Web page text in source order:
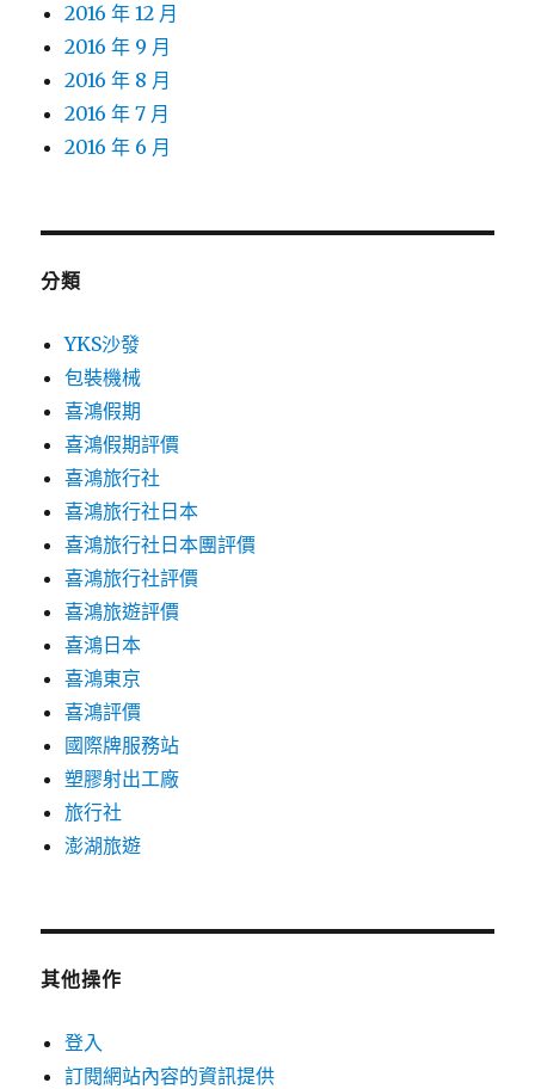
2016 年 12 月
2016 年 9 月
2016 年 8 月
2016 年 7 月
2016 年 6 月
分類
YKS沙發
包裝機械
喜鴻假期
喜鴻假期評價
喜鴻旅行社
喜鴻旅行社日本
喜鴻旅行社日本團評價
喜鴻旅行社評價
喜鴻旅遊評價
喜鴻日本
喜鴻東京
喜鴻評價
國際牌服務站
塑膠射出工廠
旅行社
澎湖旅遊
其他操作
登入
訂閱網站內容的資訊提供